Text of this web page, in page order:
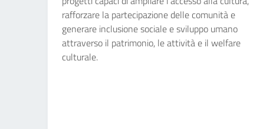
rafforzare la partecipazione delle comunità e
generare inclusione sociale e sviluppo umano
attraverso il patrimonio, le attività e il welfare
culturale.